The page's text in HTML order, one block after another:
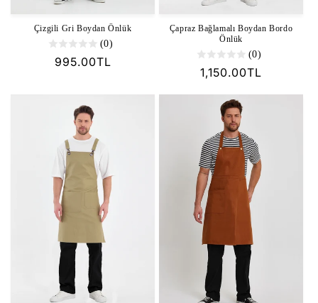
Çizgili Gri Boydan Önlük
(0)
Normal
995.00TL
Çapraz Bağlamalı Boydan Bordo
Önlük
(0)
Normal
1,150.00TL